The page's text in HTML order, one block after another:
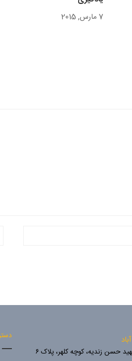
7 مارس, 2015
حسن زندیه، کوچه کلهر، پلاک ۶